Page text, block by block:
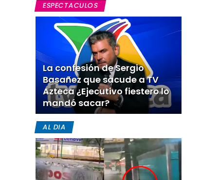
ESPECTACULOS
La confesión de Sergio
Basañez que sacude a TV
Azteca ¿Ejecutivo fiestero lo
mandó sacar?
AL DIA